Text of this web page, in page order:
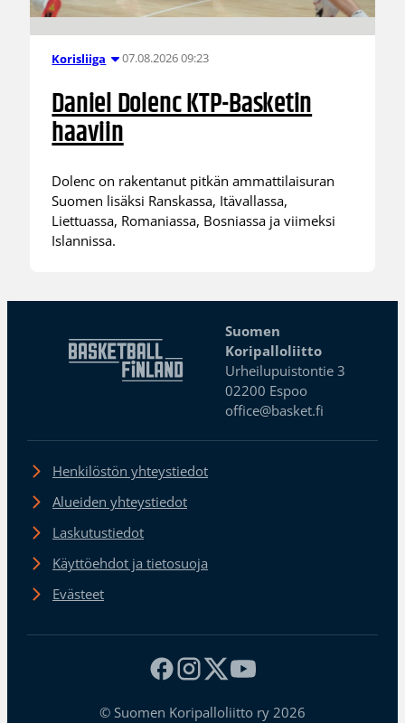
Korisliiga 07.08.2026 09:23
Daniel Dolenc KTP-Basketin
haaviin
Dolenc on rakentanut pitkän ammattilaisuran
Suomen lisäksi Ranskassa, Itävallassa,
Liettuassa, Romaniassa, Bosniassa ja viimeksi
Islannissa.
Suomen
Koripalloliitto
Urheilupuistontie 3
02200 Espoo
office@basket.fi
Henkilöstön yhteystiedot
Alueiden yhteystiedot
Laskutustiedot
Käyttöehdot ja tietosuoja
Evästeet
© Suomen Koripalloliitto ry 2026